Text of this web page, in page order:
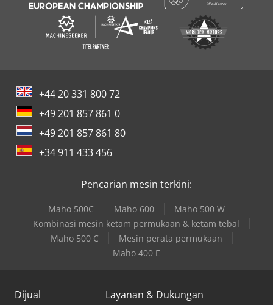
+44 20 331 800 72
+49 201 857 861 0
+49 201 857 861 80
+34 911 433 456
Pencarian mesin terkini:
Maho 500C Maho 600
Maho 500 W
Kombinasi mesin ketam permukaan & ketam tebal
Maho 500 C
Mesin perata permukaan
Maho 400 E
Dijual Layanan & Dukungan